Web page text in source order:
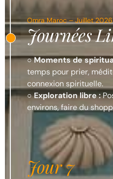
Omra Maroc – Juillet 2026
Journées
○Moments de
temps pour prier,
connexion spirituelle.
○Exploration libre :
environs, faire du
Jour 7